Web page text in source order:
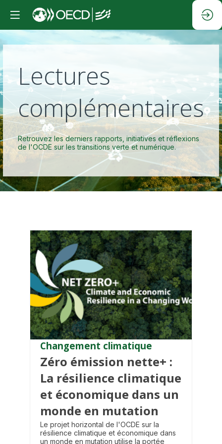
Lectures
complémentaires
Retrouvez les derniers rapports, initiatives et réflexions
de l'OCDE sur les transitions verte et numérique.
Changement climatique
Zéro émission nette+ :
La résilience climatique
et économique dans un
monde en mutation
Le projet horizontal de l'OCDE sur la
résilience climatique et économique dans
un monde en mutation utilise la portée